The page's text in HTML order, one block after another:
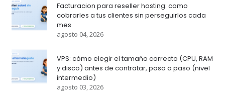
Facturacion para reseller hosting: como
cobrarles a tus clientes sin perseguirlos cada
mes
agosto 04, 2026
VPS: cómo elegir el tamaño correcto (CPU, RAM
y disco) antes de contratar, paso a paso (nivel
intermedio)
agosto 03, 2026